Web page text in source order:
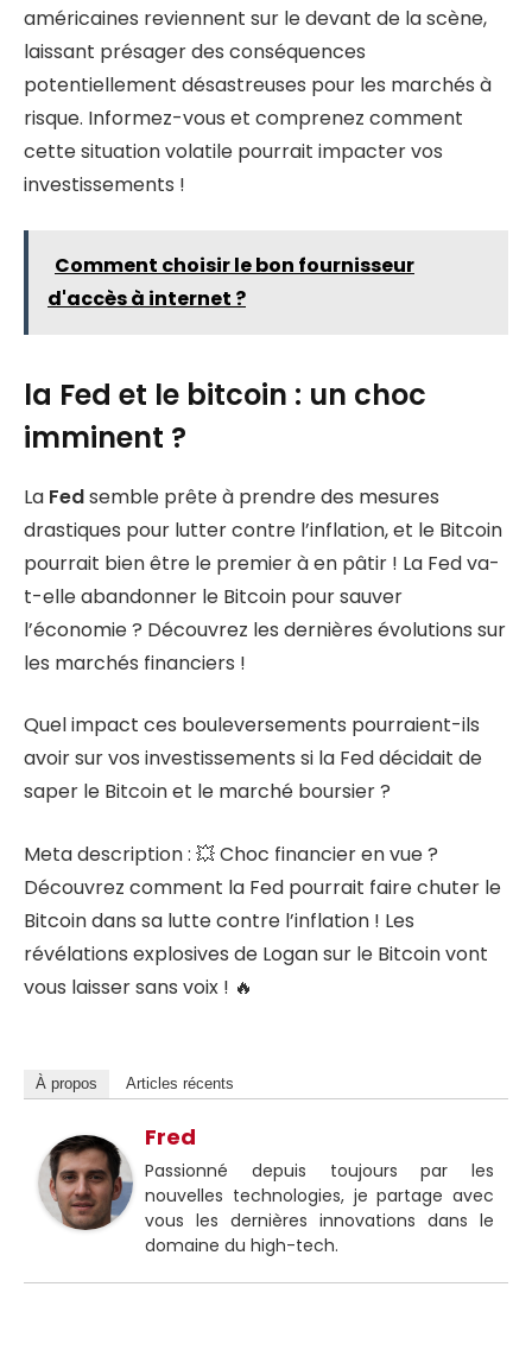
américaines reviennent sur le devant de la scène,
laissant présager des conséquences
potentiellement désastreuses pour les marchés à
risque. Informez-vous et comprenez comment
cette situation volatile pourrait impacter vos
investissements !
Comment choisir le bon fournisseur
d'accès à internet ?
la Fed et le bitcoin : un choc
imminent ?
La Fedsemble prête à prendre des mesures
drastiques pour lutter contre l’inflation, et le Bitcoin
pourrait bien être le premier à en pâtir ! La Fed va-
t-elle abandonner le Bitcoin pour sauver
l’économie ? Découvrez les dernières évolutions sur
les marchés financiers !
Quel impact ces bouleversements pourraient-ils
avoir sur vos investissements si la Fed décidait de
saper le Bitcoin et le marché boursier ?
Meta description : 💥 Choc financier en vue ?
Découvrez comment la Fed pourrait faire chuter le
Bitcoin dans sa lutte contre l’inflation ! Les
révélations explosives de Logan sur le Bitcoin vont
vous laisser sans voix ! 🔥
À propos Articles récents
Fred
Passionné depuis toujours par les
nouvelles technologies, je partage avec
vous les dernières innovations dans le
domaine du high-tech.